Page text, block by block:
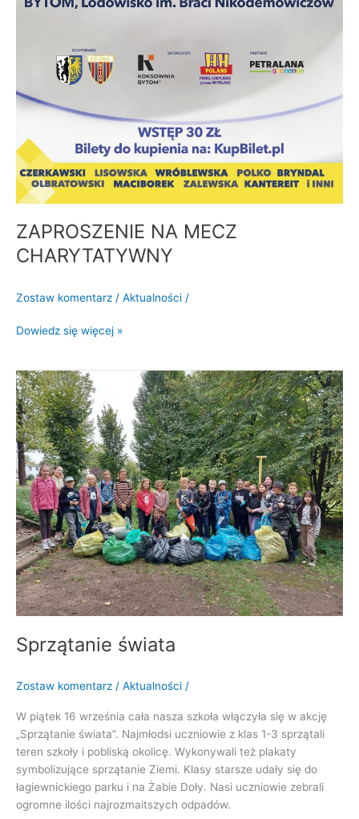
ZAPROSZENIE NA MECZ
CHARYTATYWNY
Zostaw komentarz / Aktualności /
Dowiedz się więcej »
Sprzątanie świata
Zostaw komentarz / Aktualności /
W piątek 16 września cała nasza szkoła włączyła się w akcję
„Sprzątanie świata”. Najmłodsi uczniowie z klas 1-3 sprzątali
teren szkoły i pobliską okolicę. Wykonywali też plakaty
symbolizujące sprzątanie Ziemi. Klasy starsze udały się do
łagiewnickiego parku i na Żabie Doły. Nasi uczniowie zebrali
ogromne ilości najrozmaitszych odpadów.
Sprzątanie
świata